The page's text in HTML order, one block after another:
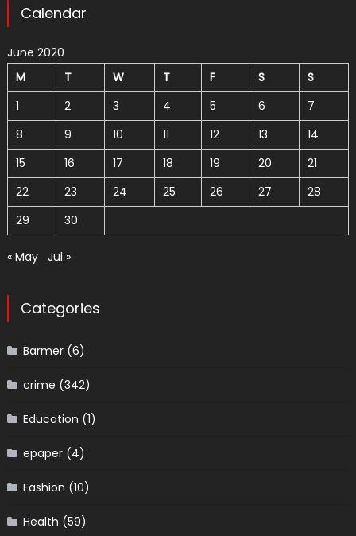
Calendar
June 2020
M
T W T F S
S
1
2 3 4 5 6
7
8
9 10 11 12 13
14
15
16 17 18 19 20
21
22
23 24 25 26 27
28
29
30
« May Jul »
Categories
Barmer(6)
crime (342)
Education (1)
epaper(4)
Fashion (10)
Health (59)